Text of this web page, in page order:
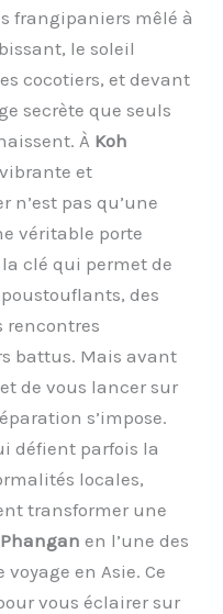
frangipaniers mêlé à
le soleil
cocotiers, et devant
secrète que seuls
À Koh
et
n’est pas qu’une
véritable porte
la clé qui permet de
des
rencontres
battus. Mais avant
de vous lancer sur
s’impose.
défient parfois la
locales,
transformer une
en l’une des
en Asie. Ce
vous éclairer sur